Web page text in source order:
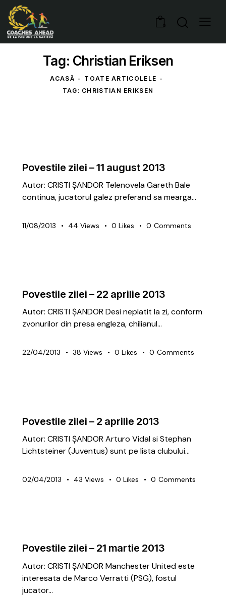
0
Tag: Christian Eriksen
ACASĂ
TOATE ARTICOLELE
TAG: CHRISTIAN ERIKSEN
Povestile zilei – 11 august 2013
Autor: CRISTI ȘANDOR Telenovela Gareth Bale
continua, jucatorul galez preferand sa mearga…
11/08/2013 44 Views 0 Likes 0 Comments
Povestile zilei – 22 aprilie 2013
Autor: CRISTI ȘANDOR Desi neplatit la zi, conform
zvonurilor din presa engleza, chilianul…
22/04/2013 38 Views 0 Likes 0 Comments
Povestile zilei – 2 aprilie 2013
Autor: CRISTI ȘANDOR Arturo Vidal si Stephan
Lichtsteiner (Juventus) sunt pe lista clubului…
02/04/2013 43 Views 0 Likes 0 Comments
Povestile zilei – 21 martie 2013
Autor: CRISTI ȘANDOR Manchester United este
interesata de Marco Verratti (PSG), fostul
jucator…